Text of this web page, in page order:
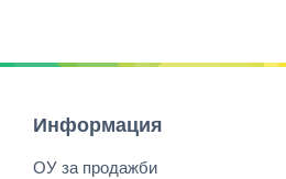
Информация
ОУ за продажби